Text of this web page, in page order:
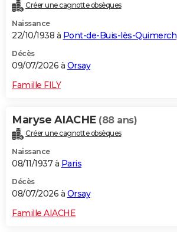
Créer une cagnotte obsèques
Naissance
22/10/1938 à Pont-de-Buis-lès-Quimerch
Décès
09/07/2026 à Orsay
Famille FILY
Maryse AIACHE (88 ans)
Créer une cagnotte obsèques
Naissance
08/11/1937 à Paris
Décès
08/07/2026 à Orsay
Famille AIACHE